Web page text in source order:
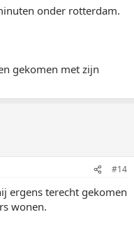
onder rotterdam.
gekomen met zijn
#14
ergens terecht gekomen
wonen.